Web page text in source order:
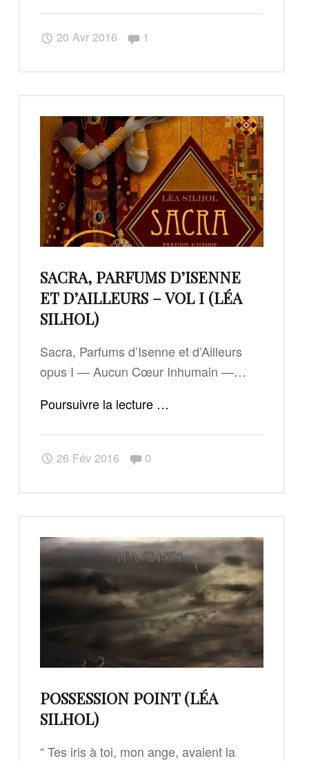
II
(Léa
Silhol)"
20 Avr 2016 Commentaires :
1
SACRA, PARFUMS D’ISENNE
ET D’AILLEURS – VOL I (LÉA
SILHOL)
Sacra, Parfums d’Isenne et d’Ailleurs
opus I — Aucun Cœur Inhumain —…
Poursuivre la lecture
I
(Léa
Silhol)"
…
26 Fév 2016 Commentaires :
0
POSSESSION POINT (LÉA
SILHOL)
“ Tes iris à toi, mon ange, avaient la